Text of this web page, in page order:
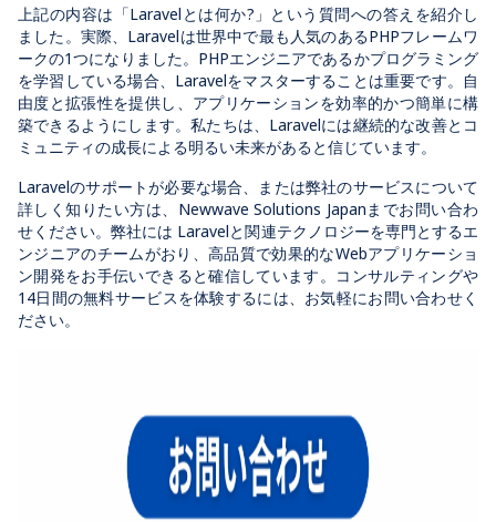
上記の内容は「Laravelとは何か?」という質問への答えを紹介し
ました。実際、Laravelは世界中で最も人気のあるPHPフレームワ
ークの1つになりました。PHPエンジニアであるかプログラミング
を学習している場合、Laravelをマスターすることは重要です。自
由度と拡張性を提供し、アプリケーションを効率的かつ簡単に構
築できるようにします。私たちは、Laravelには継続的な改善とコ
ミュニティの成長による明るい未来があると信じています。
Laravelのサポートが必要な場合、または弊社のサービスについて
詳しく知りたい方は、Newwave Solutions Japanまでお問い合わ
せください。弊社には Laravelと関連テクノロジーを専門とするエ
ンジニアのチームがおり、高品質で効果的なWebアプリケーショ
ン開発をお手伝いできると確信しています。コンサルティングや
14日間の無料サービスを体験するには、お気軽にお問い合わせく
ださい。